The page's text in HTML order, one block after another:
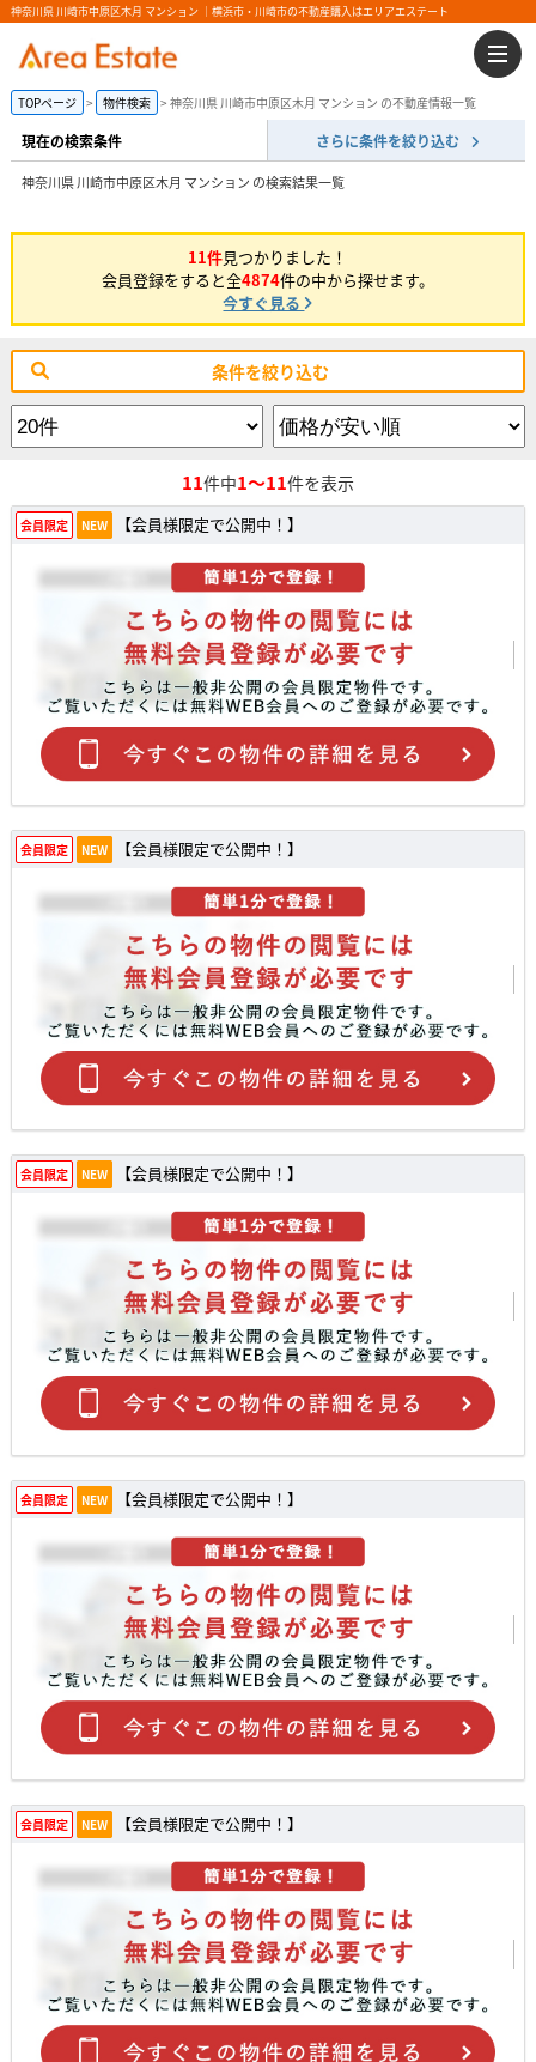
神奈川県 川崎市中原区木月 マンション ｜横浜市・川崎市の不動産購入はエリアエステート
TOPページ 物件検索 神奈川県 川崎市中原区木月 マンション の不動産情報一覧
現在の検索条件 さらに条件を絞り込む
神奈川県 川崎市中原区木月 マンション の検索結果一覧
11件見つかりました！
会員登録をすると全4874件の中から探せます。
今すぐ見る
条件を絞り込む
11件中1～11件を表示
会員限定 NEW 【会員様限定で公開中！】
会員限定 NEW 【会員様限定で公開中！】
会員限定 NEW 【会員様限定で公開中！】
会員限定 NEW 【会員様限定で公開中！】
会員限定 NEW 【会員様限定で公開中！】